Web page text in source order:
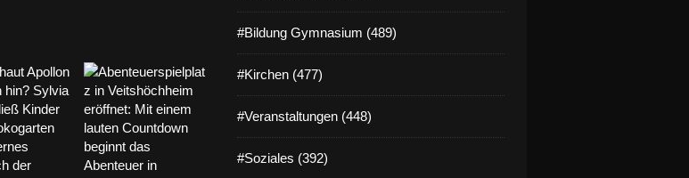
#Bildung Gymnasium (489)
#Kirchen (477)
#Veranstaltungen (448)
#Soziales (392)